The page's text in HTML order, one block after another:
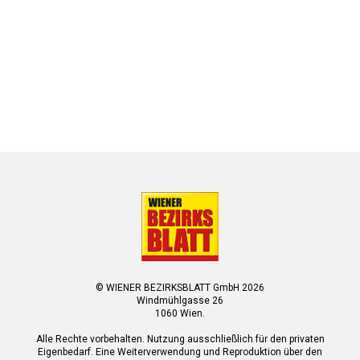
© WIENER BEZIRKSBLATT GmbH 2026
Windmühlgasse 26
1060 Wien.
Alle Rechte vorbehalten. Nutzung ausschließlich für den privaten
Eigenbedarf. Eine Weiterverwendung und Reproduktion über den